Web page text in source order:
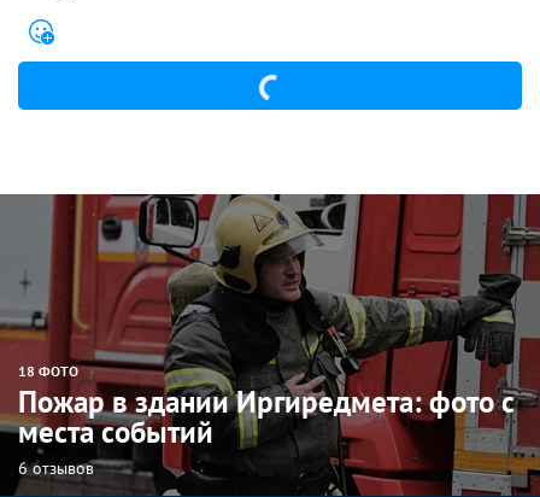
18 ФОТО
Пожар в здании Иргиредмета: фото с
места событий
6 отзывов